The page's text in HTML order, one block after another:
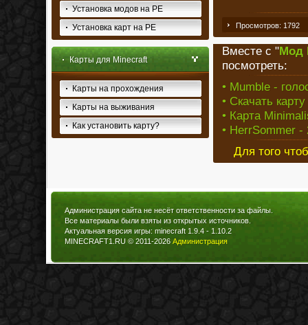
Установка модов на PE
Установка карт на PE
Карты для Minecraft
Карты на прохождения
Карты на выживания
Как установить карту?
Просмотров: 1792
Вместе с "Мод
посмотреть:
• Mumble -
• Скачать
• Карта
• HerrSommer -
Для того
Администрация сайта не несёт ответственности за файлы.
Все материалы были взяты из открытых источников.
Актуальная версия игры: minecraft 1.9.4 - 1.10.2
MINECRAFT1.RU © 2011-2026 Администрация